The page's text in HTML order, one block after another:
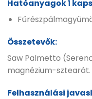
Hatóanyagok 1
Összetevők:
Saw Palmetto
magnézium-sztearát.
Felhasználási